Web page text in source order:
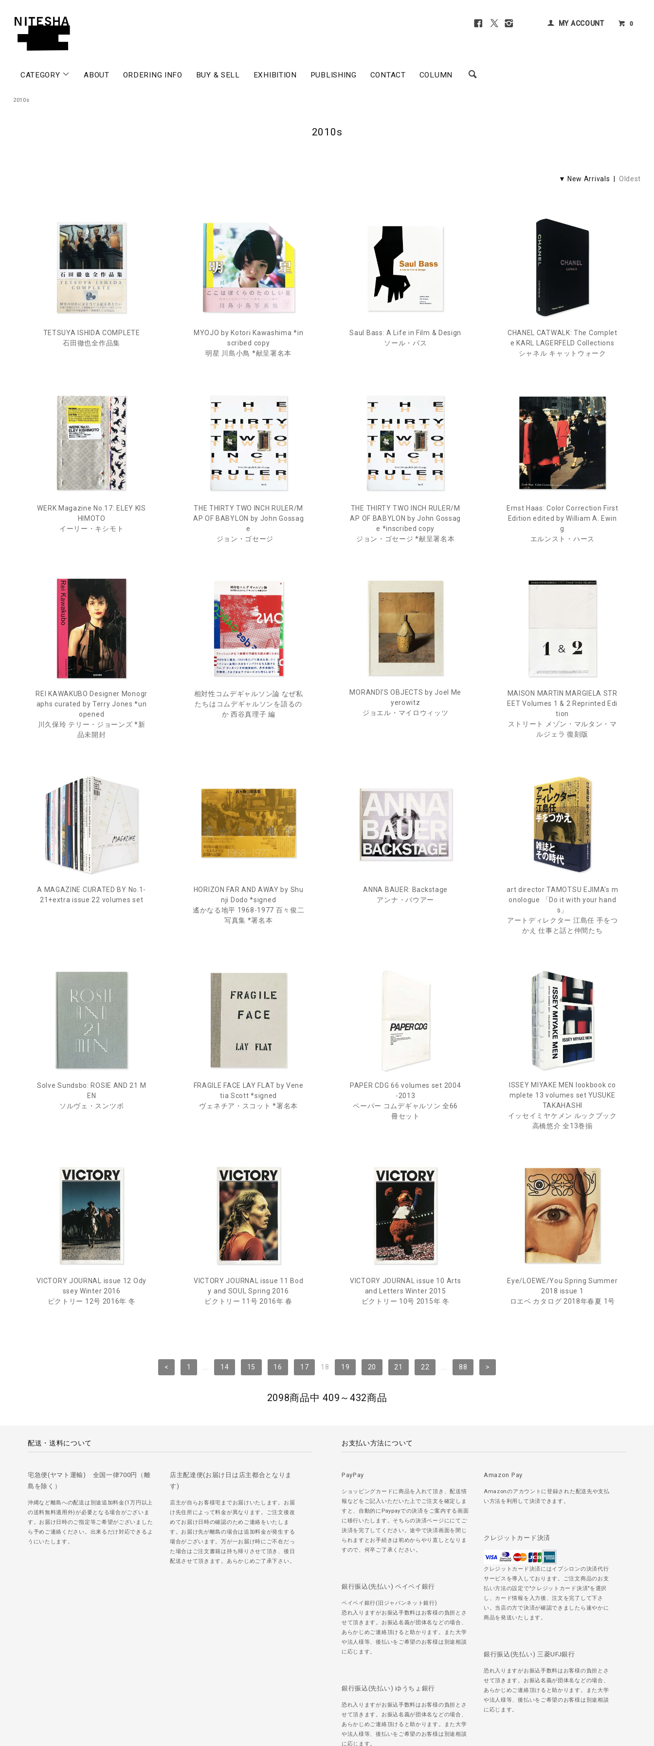
MY ACCOUNT 0
CATEGORY ABOUT ORDERING INFO BUY & SELL EXHIBITION PUBLISHING CONTACT COLUMN
2010s
2010s
▼ New Arrivals | Oldest
TETSUYA ISHIDA COMPLETE
石田徹也全作品集
MYOJO by Kotori Kawashima *in
scribed copy
明星 川島小鳥 *献呈署名本
Saul Bass: A Life in Film & Design
ソール・バス
CHANEL CATWALK: The Complet
e KARL LAGERFELD Collections
シャネル キャットウォーク
WERK Magazine No.17: ELEY KIS
HIMOTO
イーリー・キシモト
THE THIRTY TWO INCH RULER/M
AP OF BABYLON by John Gossag
e
ジョン・ゴセージ
THE THIRTY TWO INCH RULER/M
AP OF BABYLON by John Gossag
e *inscribed copy
ジョン・ゴセージ *献呈署名本
Ernst Haas: Color Correction First
Edition edited by William A. Ewin
g
エルンスト・ハース
REI KAWAKUBO Designer Monogr
aphs curated by Terry Jones *un
opened
川久保玲 テリー・ジョーンズ *新
品未開封
相対性コムデギャルソン論 なぜ私
たちはコムデギャルソンを語るの
か 西谷真理子 編
MORANDI'S OBJECTS by Joel Me
yerowitz
ジョエル・マイロウィッツ
MAISON MARTIN MARGIELA STR
EET Volumes 1 & 2 Reprinted Edi
tion
ストリート メゾン・マルタン・マ
ルジェラ 復刻版
A MAGAZINE CURATED BY No.1-
21+extra issue 22 volumes set
HORIZON FAR AND AWAY by Shu
nji Dodo *signed
遙かなる地平 1968-1977 百々俊二
写真集 *署名本
ANNA BAUER: Backstage
アンナ・バウアー
art director TAMOTSU EJIMA's m
onologue 「Do it with your hand
s」
アートディレクター 江島任 手をつ
かえ 仕事と話と仲間たち
Solve Sundsbo: ROSIE AND 21 M
EN
ソルヴェ・スンツボ
FRAGILE FACE LAY FLAT by Vene
tia Scott *signed
ヴェネチア・スコット *署名本
PAPER CDG 66 volumes set 2004
-2013
ペーパー コムデギャルソン 全66
冊セット
ISSEY MIYAKE MEN lookbook co
mplete 13 volumes set YUSUKE
TAKAHASHI
イッセイミヤケメン ルックブック
高橋悠介 全13巻揃
VICTORY JOURNAL issue 12 Ody
ssey Winter 2016
ビクトリー 12号 2016年 冬
VICTORY JOURNAL issue 11 Bod
y and SOUL Spring 2016
ビクトリー 11号 2016年 春
VICTORY JOURNAL issue 10 Arts
and Letters Winter 2015
ビクトリー 10号 2015年 冬
Eye/LOEWE/You Spring Summer
2018 issue 1
ロエベ カタログ 2018年春夏 1号
< 1 ... 14 15 16 17 18 19 20 21 22 ... 88 >
2098商品中 409～432商品
配送・送料について
宅急便(ヤマト運輸) 全国一律700円（離
島を除く）
沖縄など離島への配送は別途追加料金(1万円以上
の送料無料適用外)が必要となる場合がございま
す。お届け日時のご指定等ご希望がございました
ら予めご連絡ください。出来るだけ対応できるよ
うにいたします。
店主配達便(お届け日は店主都合となりま
す)
店主が自らお客様宅までお届けいたします。お届
け先住所によって料金が異なります。ご注文後改
めてお届け日時の確認のためご連絡をいたしま
す。お届け先が離島の場合は追加料金が発生する
場合がございます。万が一お届け時にご不在だっ
た場合はご注文書籍は持ち帰りさせて頂き、後日
配送させて頂きます。あらかじめご了承下さい。
お支払い方法について
PayPay
ショッピングカードに商品を入れて頂き、配送情
報などをご記入いただいた上でご注文を確定しま
すと、自動的にPaypayでの決済をご案内する画面
に移行いたします。そちらの決済ページににてご
決済を完了してください。途中で決済画面を閉じ
られますとお手続きは初めからやり直しとなりま
すので、何卒ご了承ください。
Amazon Pay
Amazonのアカウントに登録された配送先や支払
い方法を利用して決済できます。
クレジットカード決済
クレジットカード決済にはイプシロンの決済代行
サービスを導入しております。ご注文商品のお支
払い方法の設定で"クレジットカード決済"を選択
し、カード情報を入力後、注文を完了して下さ
い。当店の方で決済が確認できましたら速やかに
商品を発送いたします。
銀行振込(先払い) ペイペイ銀行
ペイペイ銀行(旧ジャパンネット銀行)
恐れ入りますがお振込手数料はお客様の負担とさ
せて頂きます。お振込名義が団体名などの場合、
あらかじめご連絡頂けると助かります。また大学
や法人様等、後払いをご希望のお客様は別途相談
に応じます。
銀行振込(先払い) 三菱UFJ銀行
恐れ入りますがお振込手数料はお客様の負担とさ
せて頂きます。お振込名義が団体名などの場合、
あらかじめご連絡頂けると助かります。また大学
や法人様等、後払いをご希望のお客様は別途相談
に応じます。
銀行振込(先払い) ゆうちょ銀行
恐れ入りますがお振込手数料はお客様の負担とさ
せて頂きます。お振込名義が団体名などの場合、
あらかじめご連絡頂けると助かります。また大学
や法人様等、後払いをご希望のお客様は別途相談
に応じます。